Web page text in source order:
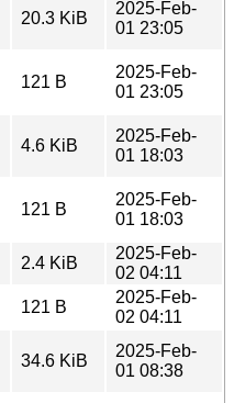
20.3 KiB
2025-Feb-
01 23:05
121 B
2025-Feb-
01 23:05
4.6 KiB
2025-Feb-
01 18:03
121 B
2025-Feb-
01 18:03
2.4 KiB
2025-Feb-
02 04:11
121 B
2025-Feb-
02 04:11
34.6 KiB
2025-Feb-
01 08:38